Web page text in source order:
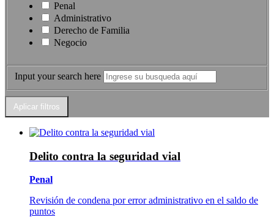
Penal
Administrativo
Derecho de Familia
Negocio
Input your search here
Delito contra la seguridad vial
Penal
Revisión de condena por error administrativo en el saldo de
puntos